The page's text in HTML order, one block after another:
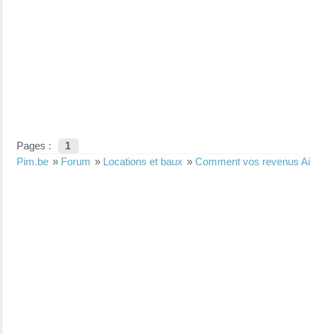
Pages :
1
Pim.be » Forum » Locations et baux » Comment vos revenus